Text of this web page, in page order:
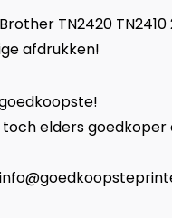
TN2420 TN2410
afdrukken!
elders goedkoper